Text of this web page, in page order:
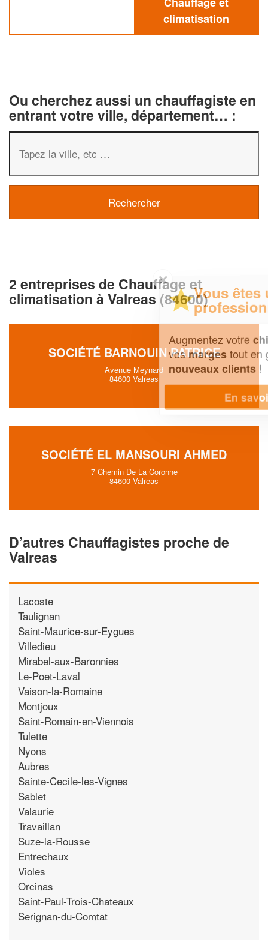
climatisation
Ou cherchez aussi un chauffagiste en
entrant votre ville, département… :
2 entreprises de Chauffage et
climatisation à Valreas (84600)
SOCIÉTÉ BARNOUIN PATRICE
Avenue Meynard
84600 Valreas
SOCIÉTÉ EL MANSOURI AHMED
7 Chemin De La Coronne
84600 Valreas
D’autres Chauffagistes proche de
Valreas
Lacoste
Taulignan
Saint-Maurice-sur-Eygues
Villedieu
Mirabel-aux-Baronnies
Le-Poet-Laval
Vaison-la-Romaine
Montjoux
Saint-Romain-en-Viennois
Tulette
Nyons
Aubres
Sainte-Cecile-les-Vignes
Sablet
Valaurie
Travaillan
Suze-la-Rousse
Entrechaux
Violes
Orcinas
Saint-Paul-Trois-Chateaux
Serignan-du-Comtat
✕
Vous êtes un
professionnel ?
chiffre d'affaireset
vosmargestout en gagnant de
nouveaux clients!